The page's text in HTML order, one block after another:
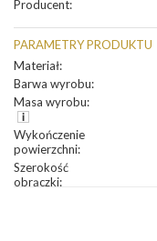
Producent:
PARAMETRY PRODUKTU
Materiał:
Barwa wyrobu:
Masa wyrobu:
Wykończenie
powierzchni:
Szerokość
obrączki: